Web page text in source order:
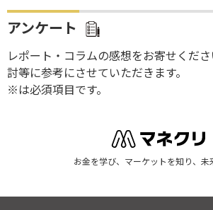
アンケート
レポート・コラムの感想をお寄せくだ
討等に参考にさせていただきます。
※は必須項目です。
お金を学び、マーケットを知り、未